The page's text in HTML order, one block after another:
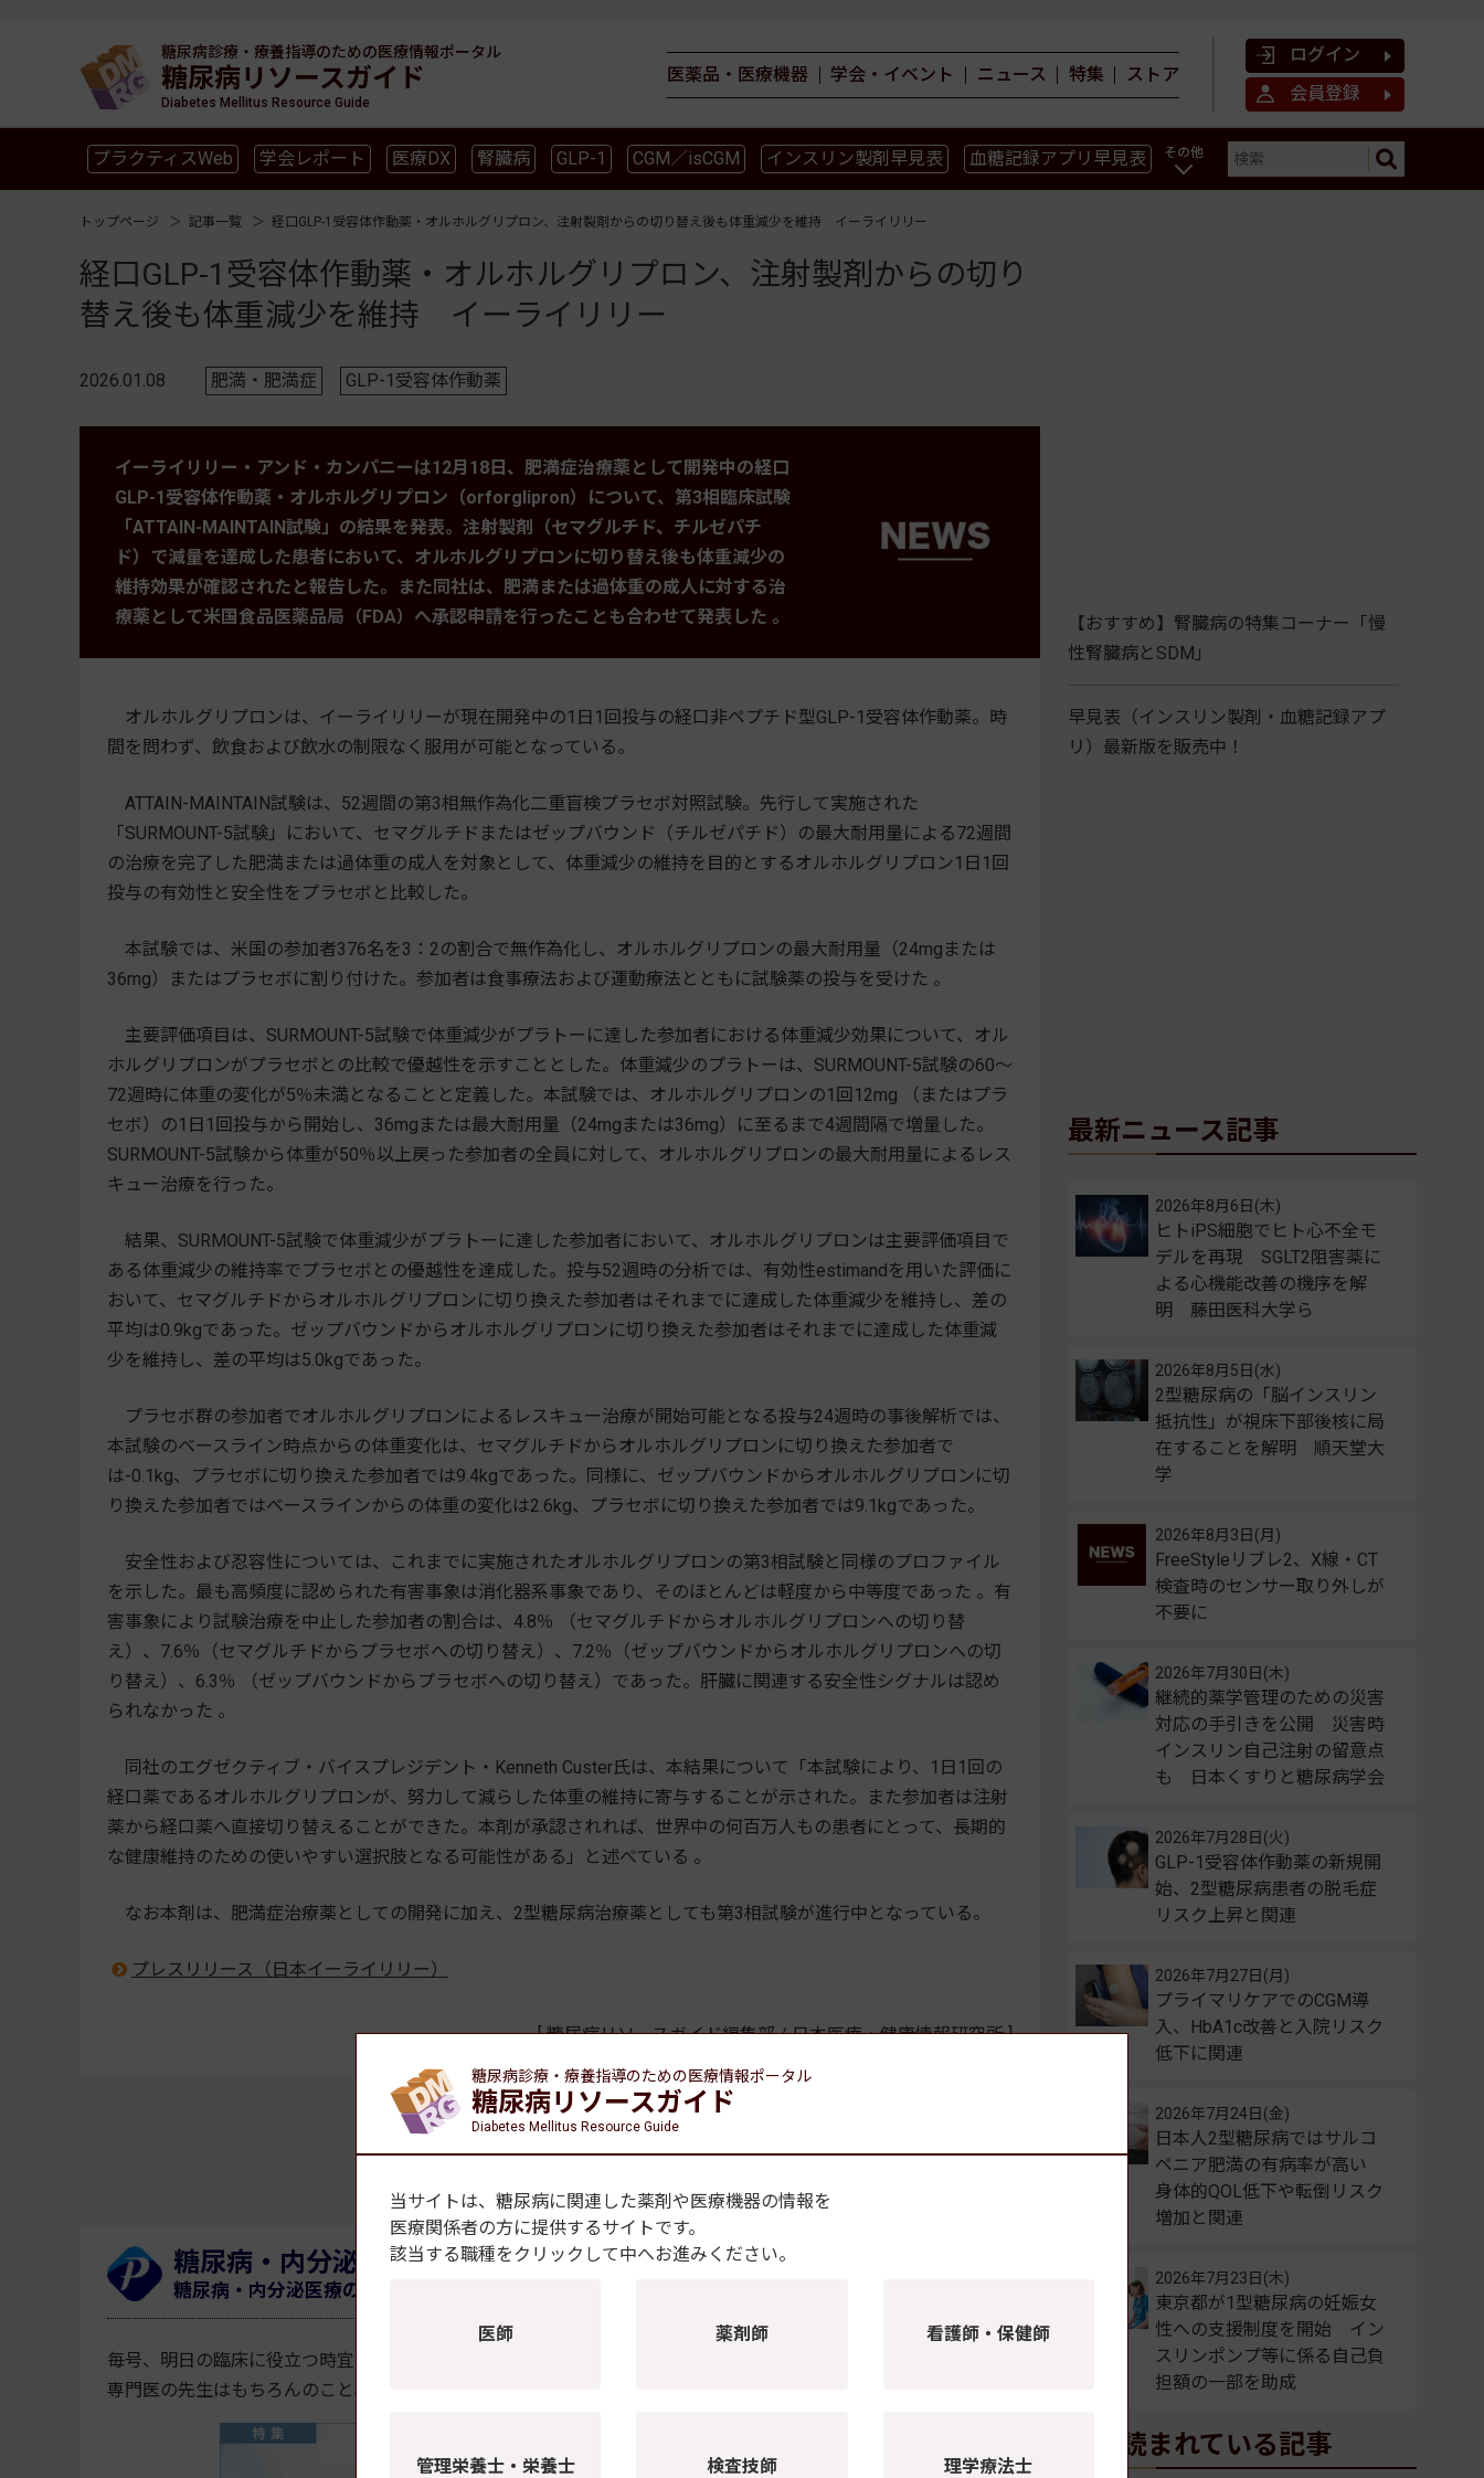
糖尿病診療・療養指導のための医療情報ポータル
糖尿病リソースガイド
Diabetes Mellitus Resource Guide
医薬品・医療機器 学会・イベント ニュース 特集 ストア
ログイン
会員登録
プラクティスWeb 学会レポート 医療DX 腎臓病 GLP-1 CGM／isCGM インスリン製剤早見表 血糖記録アプリ早見表 その他
トップページ 記事一覧 経口GLP-1受容体作動薬・オルホルグリプロン、注射製剤からの切り替え後も体重減少を維持 イーライリリー
経口GLP-1受容体作動薬・オルホルグリプロン、注射製剤からの切り
替え後も体重減少を維持 イーライリリー
2026.01.08 肥満・肥満症 GLP-1受容体作動薬
イーライリリー・アンド・カンパニーは12月18日、肥満症治療薬として開発中の経口
GLP-1受容体作動薬・オルホルグリプロン（orforglipron）について、第3相臨床試験
「ATTAIN-MAINTAIN試験」の結果を発表。注射製剤（セマグルチド、チルゼパチ
ド）で減量を達成した患者において、オルホルグリプロンに切り替え後も体重減少の
維持効果が確認されたと報告した。また同社は、肥満または過体重の成人に対する治
療薬として米国食品医薬品局（FDA）へ承認申請を行ったことも合わせて発表した 。
オルホルグリプロンは、イーライリリーが現在開発中の1日1回投与の経口非ペプチド型GLP-1受容体作動薬。時
間を問わず、飲食および飲水の制限なく服用が可能となっている。
ATTAIN-MAINTAIN試験は、52週間の第3相無作為化二重盲検プラセボ対照試験。先行して実施された
「SURMOUNT-5試験」において、セマグルチドまたはゼップバウンド（チルゼパチド）の最大耐用量による72週間
の治療を完了した肥満または過体重の成人を対象として、体重減少の維持を目的とするオルホルグリプロン1日1回
投与の有効性と安全性をプラセボと比較した。
本試験では、米国の参加者376名を3：2の割合で無作為化し、オルホルグリプロンの最大耐用量（24mgまたは
36mg）またはプラセボに割り付けた。参加者は食事療法および運動療法とともに試験薬の投与を受けた 。
主要評価項目は、SURMOUNT-5試験で体重減少がプラトーに達した参加者における体重減少効果について、オル
ホルグリプロンがプラセボとの比較で優越性を示すこととした。体重減少のプラトーは、SURMOUNT-5試験の60～
72週時に体重の変化が5％未満となることと定義した。本試験では、オルホルグリプロンの1回12mg （またはプラ
セボ）の1日1回投与から開始し、36mgまたは最大耐用量（24mgまたは36mg）に至るまで4週間隔で増量した。
SURMOUNT-5試験から体重が50％以上戻った参加者の全員に対して、オルホルグリプロンの最大耐用量によるレス
キュー治療を行った。
結果、SURMOUNT-5試験で体重減少がプラトーに達した参加者において、オルホルグリプロンは主要評価項目で
ある体重減少の維持率でプラセボとの優越性を達成した。投与52週時の分析では、有効性estimandを用いた評価に
おいて、セマグルチドからオルホルグリプロンに切り換えた参加者はそれまでに達成した体重減少を維持し、差の
平均は0.9kgであった。ゼップバウンドからオルホルグリプロンに切り換えた参加者はそれまでに達成した体重減
少を維持し、差の平均は5.0kgであった。
プラセボ群の参加者でオルホルグリプロンによるレスキュー治療が開始可能となる投与24週時の事後解析では、
本試験のベースライン時点からの体重変化は、セマグルチドからオルホルグリプロンに切り換えた参加者で
は-0.1kg、プラセボに切り換えた参加者では9.4kgであった。同様に、ゼップバウンドからオルホルグリプロンに切
り換えた参加者ではベースラインからの体重の変化は2.6kg、プラセボに切り換えた参加者では9.1kgであった。
安全性および忍容性については、これまでに実施されたオルホルグリプロンの第3相試験と同様のプロファイル
を示した。最も高頻度に認められた有害事象は消化器系事象であり、そのほとんどは軽度から中等度であった 。有
害事象により試験治療を中止した参加者の割合は、4.8％ （セマグルチドからオルホルグリプロンへの切り替
え）、7.6％（セマグルチドからプラセボへの切り替え）、7.2％（ゼップバウンドからオルホルグリプロンへの切
り替え）、6.3％ （ゼップバウンドからプラセボへの切り替え）であった。肝臓に関連する安全性シグナルは認め
られなかった 。
同社のエグゼクティブ・バイスプレジデント・Kenneth Custer氏は、本結果について「本試験により、1日1回の
経口薬であるオルホルグリプロンが、努力して減らした体重の維持に寄与することが示された。また参加者は注射
薬から経口薬へ直接切り替えることができた。本剤が承認されれば、世界中の何百万人もの患者にとって、長期的
な健康維持のための使いやすい選択肢となる可能性がある」と述べている 。
なお本剤は、肥満症治療薬としての開発に加え、2型糖尿病治療薬としても第3相試験が進行中となっている。
プレスリリース（日本イーライリリー）
[ 糖尿病リソースガイド編集部 / 日本医療・健康情報研究所 ]
ニュース記事一覧
糖尿病・内分泌プラクティスWeb
糖尿病・内分泌医療の臨床現場をリードする電子ジャーナル
毎号、明日の臨床に役立つ時宜を捉えたテーマを取り上げ、各分野のエキスパートが徹底解説。
専門医の先生はもちろんのこと、これから専門医を目指される先生まで、ぜひアップデートにお役立てください。
【おすすめ】腎臓病の特集コーナー「慢
性腎臓病とSDM」
早見表（インスリン製剤・血糖記録アプ
リ）最新版を販売中！
最新ニュース記事
ヒトiPS細胞でヒト心不全モ
デルを再現 SGLT2阻害薬に
よる心機能改善の機序を解
明 藤田医科大学ら
2026年8月6日(木)
2型糖尿病の「脳インスリン
抵抗性」が視床下部後核に局
在することを解明 順天堂大
学
2026年8月5日(水)
FreeStyleリブレ2、X線・CT
検査時のセンサー取り外しが
不要に
2026年8月3日(月)
継続的薬学管理のための災害
対応の手引きを公開 災害時
インスリン自己注射の留意点
も 日本くすりと糖尿病学会
2026年7月30日(木)
GLP-1受容体作動薬の新規開
始、2型糖尿病患者の脱毛症
リスク上昇と関連
2026年7月28日(火)
プライマリケアでのCGM導
入、HbA1c改善と入院リスク
低下に関連
2026年7月27日(月)
日本人2型糖尿病ではサルコ
ペニア肥満の有病率が高い
身体的QOL低下や転倒リスク
増加と関連
2026年7月24日(金)
東京都が1型糖尿病の妊娠女
性への支援制度を開始 イン
スリンポンプ等に係る自己負
担額の一部を助成
2026年7月23日(木)
よく読まれている記事
糖尿病診療・療養指導のための医療情報ポータル
糖尿病リソースガイド
Diabetes Mellitus Resource Guide
当サイトは、糖尿病に関連した薬剤や医療機器の情報を
医療関係者の方に提供するサイトです。
該当する職種をクリックして中へお進みください。
医師 薬剤師 看護師・保健師
管理栄養士・栄養士 検査技師 理学療法士